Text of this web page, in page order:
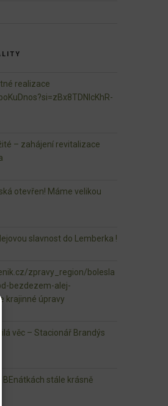
realizace
– zahájení revitalizace
otevřen! Máme velikou
slavnost do Lemberka !
zpravy_region/bolesla
bezdezem-alej-
krajinné úpravy
věc – Stacionář Brandýs
BEnátkách stále krásně